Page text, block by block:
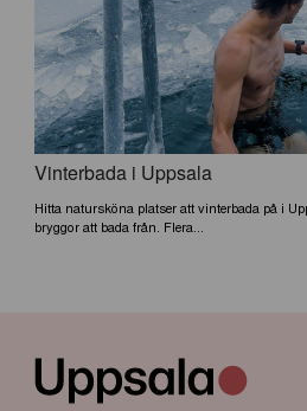
Vinterbada i Uppsala
Hitta natursköna platser att vinterbada på i
bryggor att bada från. Flera...